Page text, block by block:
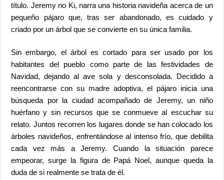
título. Jeremy no Ki, narra una historia navideña acerca de un
pequeño pájaro que, tras ser abandonado, es cuidado y
criado por un árbol que se convierte en su única familia.
Sin embargo, el árbol es cortado para ser usado por los
habitantes del pueblo como parte de las festividades de
Navidad, dejando al ave sola y desconsolada. Decidido a
reencontrarse con su madre adoptiva, el pájaro inicia una
búsqueda por la ciudad acompañado de Jeremy, un niño
huérfano y sin recursos que se conmueve al escuchar su
relato. Juntos recorren los lugares donde se han colocado los
árboles navideños, enfrentándose al intenso frío, que debilita
cada vez más a Jeremy. Cuando la situación parece
empeorar, surge la figura de Papá Noel, aunque queda la
duda de si realmente se trata de él.